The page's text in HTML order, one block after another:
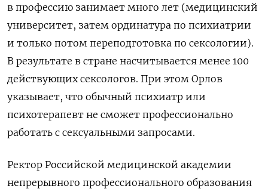
в профессию занимает много лет (медицинский
университет, затем ординатура по психиатрии
и только потом переподготовка по сексологии).
В результате в стране насчитывается менее 100
действующих сексологов. При этом Орлов
указывает, что обычный психиатр или
психотерапевт не сможет профессионально
работать с сексуальными запросами.
Ректор Российской медицинской академии
непрерывного профессионального образования